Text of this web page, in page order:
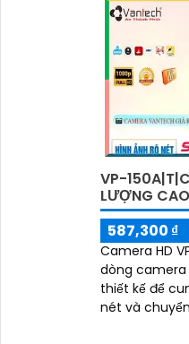
VP-
LƯỢNG CAO
587,300 ₫
Camera HD
dòng
thiết kế để
nét và